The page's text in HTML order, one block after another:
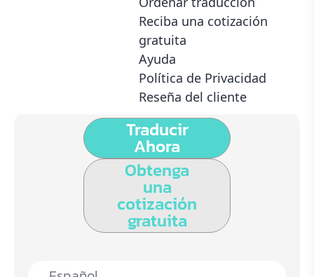
Reciba una cotización
gratuita
Ayuda
Política de Privacidad
Reseña del cliente
10 años de experiencia
Traducir
Ahora
Obtenga
una
cotización
gratuita